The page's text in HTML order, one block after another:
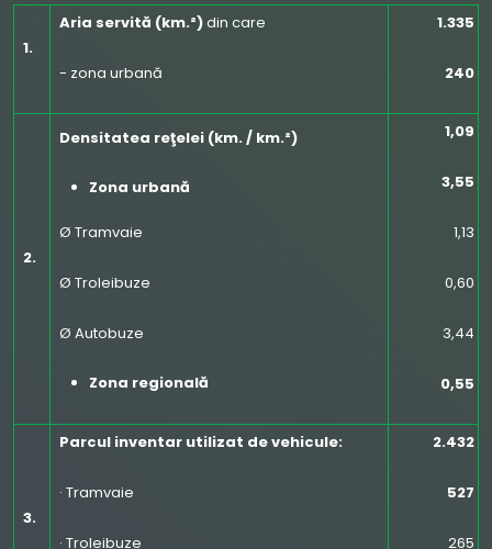
1.
Aria servită (km.²)din care
- zona urbană
1.335
240
2.
Densitatea reţelei (km. / km.²)
Zona urbană
Ø Tramvaie
Ø Troleibuze
Ø Autobuze
Zona regională
1,09
3,55
1,13
0,60
3,44
0,55
3.
Parcul inventar utilizat de vehicule:
· Tramvaie
· Troleibuze
2.432
527
265